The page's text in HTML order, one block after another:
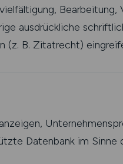
Bearbeitung,
ausdrückliche
(z. B. Zitatrecht)
Datenbank im